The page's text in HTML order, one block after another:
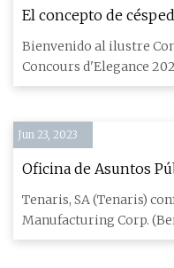
El concepto de
Elegancia de Pebble
Bienvenido al ilustre
Concours d'Elegance
automóviles lleva
Jun 23, 2023
Oficina de Asuntos
Tenaris, SA (Tenaris)
Manufacturing Corp.
adquisición